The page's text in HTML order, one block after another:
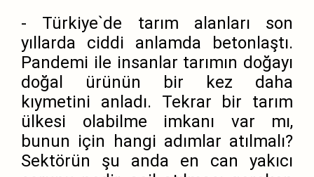
- Türkiye`de tarım alanları son
yıllarda ciddi anlamda betonlaştı.
Pandemi ile insanlar tarımın doğayı
doğal ürünün bir kez daha
kıymetini anladı. Tekrar bir tarım
ülkesi olabilme imkanı var mı,
bunun için hangi adımlar atılmalı?
Sektörün şu anda en can yakıcı